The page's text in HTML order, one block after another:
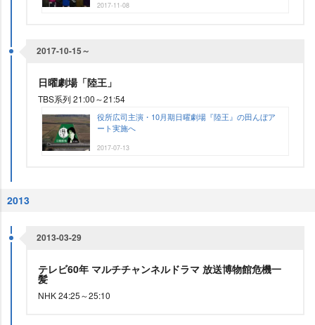
2017-11-08
2017-10-15～
日曜劇場「陸王」
TBS系列 21:00～21:54
役所広司主演・10月期日曜劇場『陸王』の田んぼア
ート実施へ
2017-07-13
2013
2013-03-29
テレビ60年 マルチチャンネルドラマ 放送博物館危機一
髪
NHK 24:25～25:10